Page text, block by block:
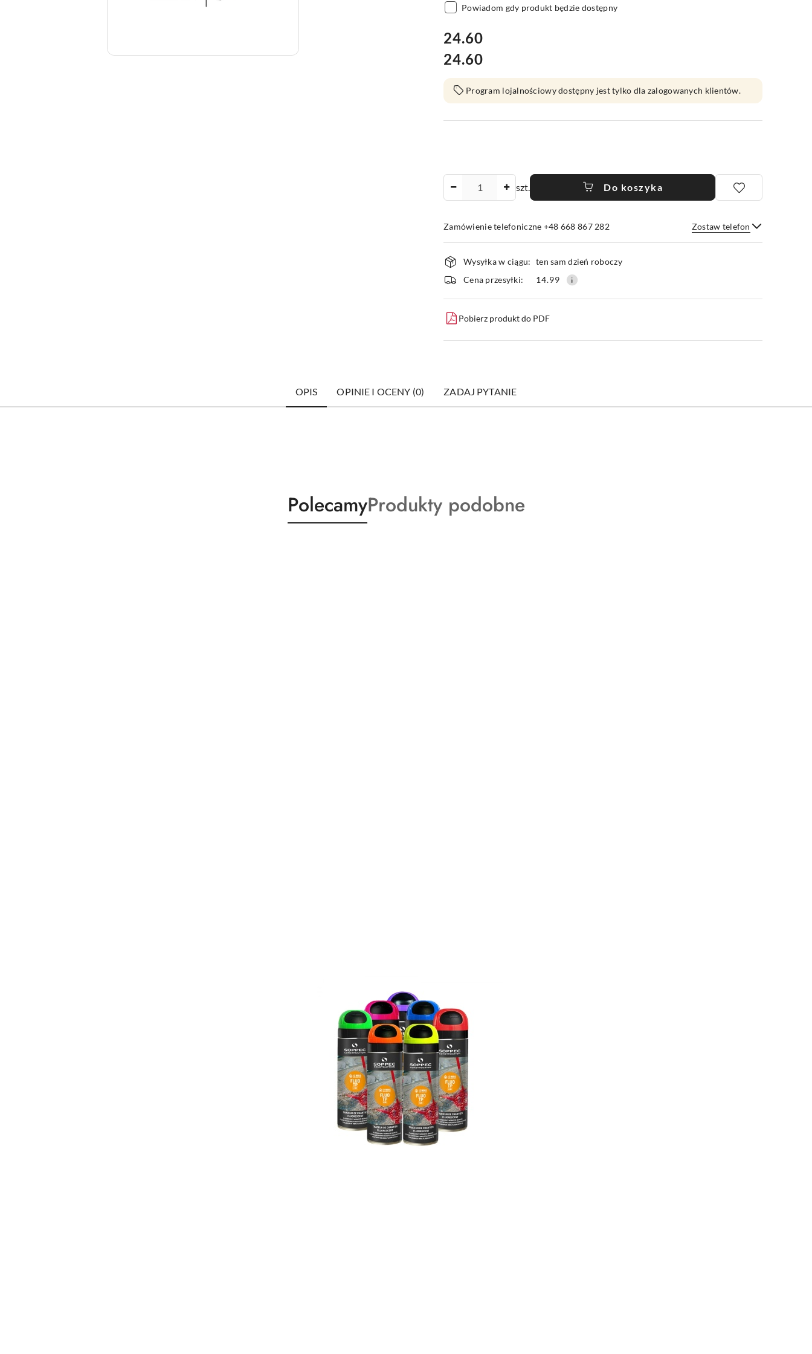
Powiadom gdy produkt będzie dostępny
cena:
24.60
Cena:
24.60
Program lojalnościowy dostępny jest tylko dla zalogowanych klientów.
szt. Do koszyka
Zamówienie telefoniczne +48 668 867 282 Zostaw telefon
Wyślij
Dostępność
i
dostawa
Wysyłka w ciągu: ten sam dzień roboczy
Cena przesyłki:
14.99
Pobierz produkt do PDF
OPIS OPINIE I OCENY (0) ZADAJ PYTANIE
Produkty
o
PolecamyProdukty
o
Produkty podobne